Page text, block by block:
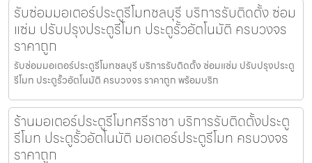
รับซ่อมมอเตอร์ประตูรีโมทชลบุรี บริการรับติดตั้ง ซ่อม
แซ่ม ปรับปรุงประตูรีโมท ประตูรั้วอัตโนมัติ ครบวงจร
ราคาถูก
รับซ่อมมอเตอร์ประตูรีโมทชลบุรี บริการรับติดตั้ง ซ่อมแซ่ม ปรับปรุงประตู
รีโมท ประตูรั้วอัตโนมัติ ครบวงจร ราคาถูก พร้อมบริก
ร้านมอเตอร์ประตูรีโมทศรีราชา บริการรับติดตั้งประตู
รีโมท ประตูรั้วอัตโนมัติ มอเตอร์ประตูรีโมท ครบวงจร
ราคาถูก